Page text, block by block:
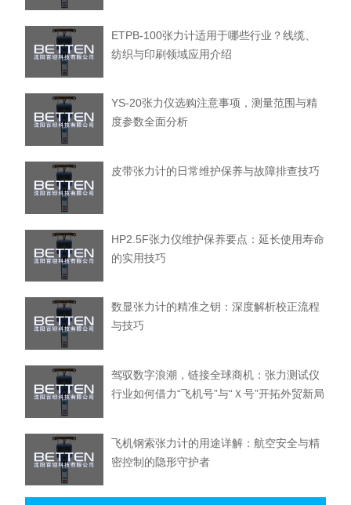
ETPB-100张力计适用于哪些行业？线缆、
纺织与印刷领域应用介绍
YS-20张力仪选购注意事项，测量范围与精
度参数全面分析
皮带张力计的日常维护保养与故障排查技巧
HP2.5F张力仪维护保养要点：延长使用寿命
的实用技巧
数显张力计的精准之钥：深度解析校正流程
与技巧
驾驭数字浪潮，链接全球商机：张力测试仪
行业如何借力“飞机号”与“Ｘ号”开拓外贸新局
飞机钢索张力计的用途详解：航空安全与精
密控制的隐形守护者